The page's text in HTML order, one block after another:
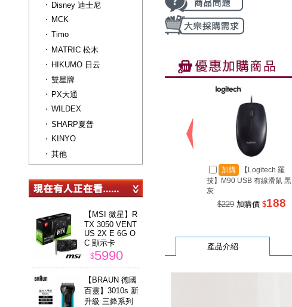
加購
【Logitech 羅
技】M90 USB 有線滑鼠 黑
灰
$229加購價 $188
產品介紹
Disney 迪士尼
MCK
Timo
MATRIC 松木
HIKUMO 日云
雙星牌
PX大通
WILDEX
SHARP夏普
KINYO
其他
【MSI 微星】R
TX 3050 VENT
US 2X E 6G O
C 顯示卡
$5990
【BRAUN 德國
百靈】3010s 新
升級 三鋒系列